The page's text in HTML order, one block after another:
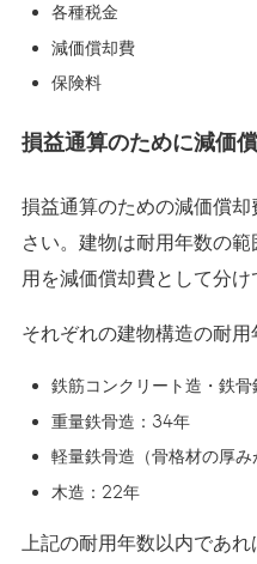
各種税金
減価償却費
保険料
損益通算のために減価
損益通算のための減価償
さい。建物は耐用年数の
用を減価償却費として分け
それぞれの建物構造の耐用
鉄筋コンクリート造・鉄
重量鉄骨造：34年
軽量鉄骨造（骨格材の厚
木造：22年
上記の耐用年数以内であ